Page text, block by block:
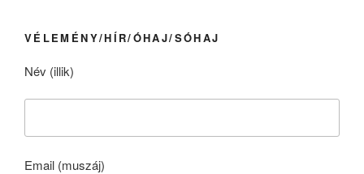
VÉLEMÉNY/HÍR/ÓHAJ/SÓHAJ
Név (illik)
Email (muszáj)